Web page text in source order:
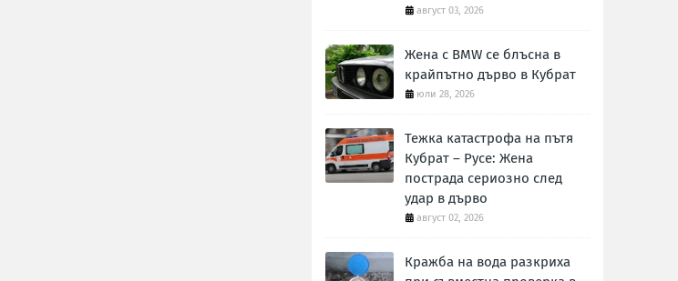
август 03, 2026
Жена с BMW се блъсна в
крайпътно дърво в Кубрат
юли 28, 2026
Тежка катастрофа на пътя
Кубрат – Русе: Жена
пострада сериозно след
удар в дърво
август 02, 2026
Кражба на вода разкриха